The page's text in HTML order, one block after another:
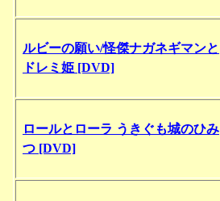
ルビーの願い/怪傑ナガネギマンと
ドレミ姫 [DVD]
ロールとローラ うきぐも城のひみ
つ [DVD]